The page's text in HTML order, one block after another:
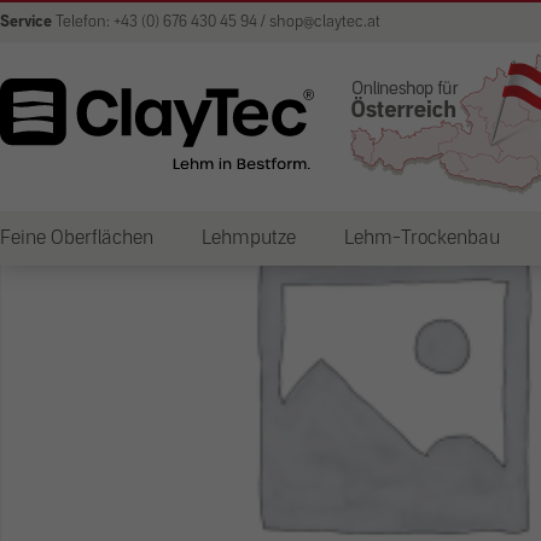
Service Telefon: +43 (0) 676 430 45 94 / shop@claytec.at
Feine Oberflächen Lehmputze Lehm-Trockenbau